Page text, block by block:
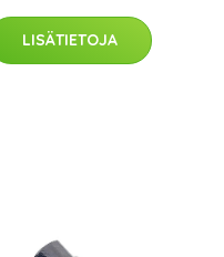
LISÄTIETOJA